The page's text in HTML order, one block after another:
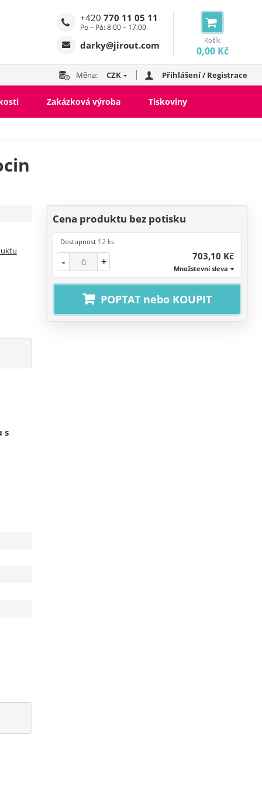
Košík
0,00 Kč
+420 770 11 05 11
Po – Pá: 8:00 – 17:00
darky@jirout.com
Měna: CZK Přihlášení / Registrace
Zakázková výroba Tiskoviny
Cena produktu bez potisku
Dostupnost 12 ks
- + 703,10 Kč
Množstevní sleva
POPTAT nebo KOUPIT
s